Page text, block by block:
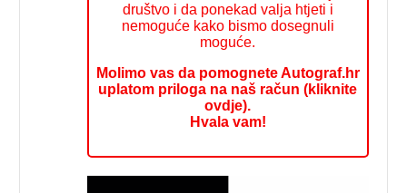
društvo i da ponekad valja htjeti i
nemoguće kako bismo dosegnuli
moguće.
Molimo vas da pomognete Autograf.hr
uplatom priloga na naš račun (kliknite
ovdje).
Hvala vam!